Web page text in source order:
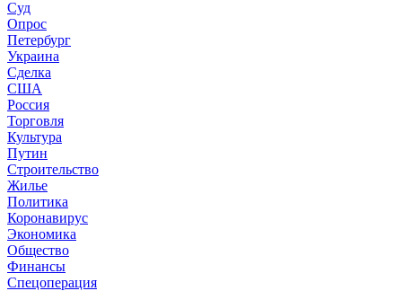
Суд
Опрос
Петербург
Украина
Сделка
США
Россия
Торговля
Культура
Путин
Строительство
Жилье
Политика
Коронавирус
Экономика
Общество
Финансы
Спецоперация